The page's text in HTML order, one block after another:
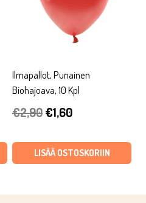
Ilmapallot, Punainen
Biohajoava, 10 Kpl
€2,90Alkuperäinen
oli:
€1,60Nykyinen
on:
LISÄÄ OSTOSKORIIN